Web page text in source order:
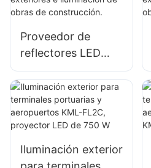
Proveedor de
reflectores LED
KML-FL2C de 400
W para fachadas
de edificios
exteriores e
obras de
Iluminación exterior